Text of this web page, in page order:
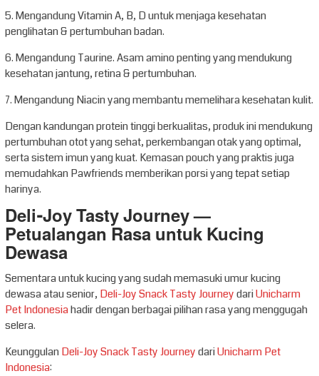
5. Mengandung Vitamin A, B, D untuk menjaga kesehatan
penglihatan & pertumbuhan badan.
6. Mengandung Taurine. Asam amino penting yang mendukung
kesehatan jantung, retina & pertumbuhan.
7. Mengandung Niacin yang membantu memelihara kesehatan kulit.
Dengan kandungan protein tinggi berkualitas, produk ini mendukung
pertumbuhan otot yang sehat, perkembangan otak yang optimal,
serta sistem imun yang kuat. Kemasan pouch yang praktis juga
memudahkan Pawfriends memberikan porsi yang tepat setiap
harinya.
Deli-Joy Tasty Journey —
Petualangan Rasa untuk Kucing
Dewasa
Sementara untuk kucing yang sudah memasuki umur kucing
dewasa atau senior, Deli-Joy Snack Tasty JourneydariUnicharm
Pet Indonesiahadir dengan berbagai pilihan rasa yang menggugah
selera.
KeunggulanDeli-Joy Snack Tasty JourneydariUnicharm Pet
Indonesia: